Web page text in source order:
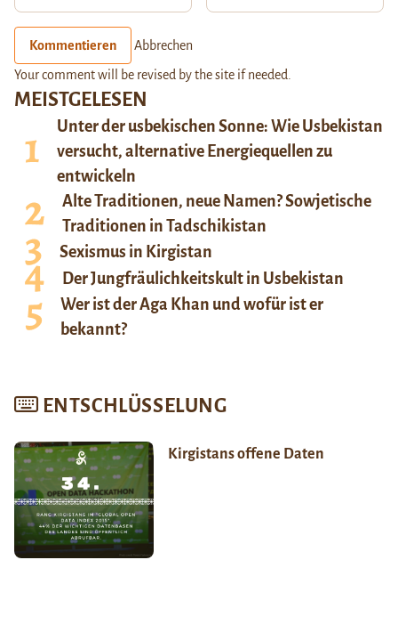
MEISTGELESEN
Unter der usbekischen Sonne: Wie Usbekistan
versucht, alternative Energiequellen zu
entwickeln
Alte Traditionen, neue Namen? Sowjetische
Traditionen in Tadschikistan
Sexismus in Kirgistan
Der Jungfräulichkeitskult in Usbekistan
Wer ist der Aga Khan und wofür ist er
bekannt?
ENTSCHLÜSSELUNG
Kirgistans offene Daten
Kommentieren Abbrechen
Your comment will be revised by the site if needed.